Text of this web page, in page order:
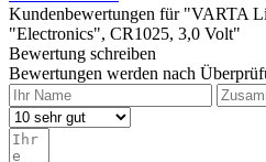
Kundenbewertungen für "VARTA
"Electronics", CR1025, 3,0 Volt"
Bewertung schreiben
Bewertungen werden nach